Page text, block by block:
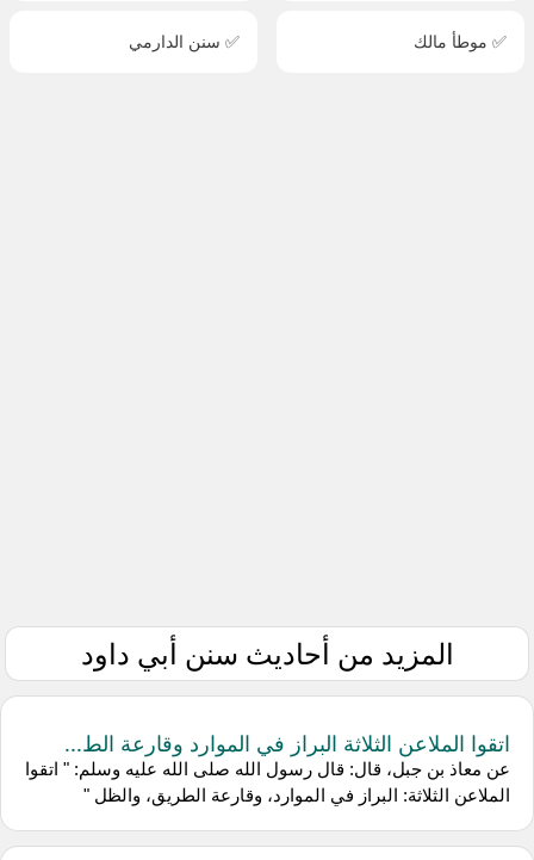
✅ موطأ مالك ✅ سنن الدارمي
المزيد من أحاديث سنن أبي داود
اتقوا الملاعن الثلاثة البراز في الموارد وقارعة الط...
عن معاذ بن جبل، قال: قال رسول الله صلى الله عليه وسلم: " اتقوا
الملاعن الثلاثة: البراز في الموارد، وقارعة الطريق، والظل "